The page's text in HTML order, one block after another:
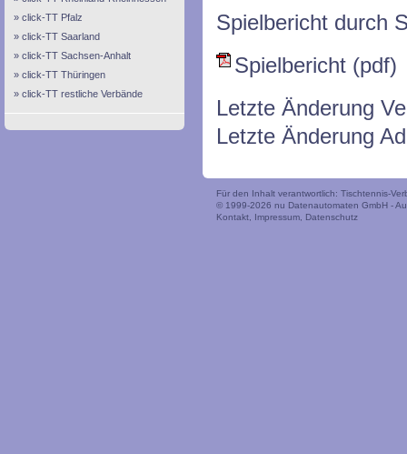
click-TT Pfalz
click-TT Saarland
click-TT Sachsen-Anhalt
click-TT Thüringen
click-TT restliche Verbände
Spielbericht durch
Spielbericht (pdf)
Letzte Änderung
Letzte Änderung
Für den Inhalt verantwortlich: Tischtennis-
© 1999-2026 nu Datenautomaten GmbH -
Kontakt
Impressum Datenschutz